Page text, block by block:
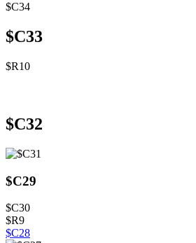
$C34
$C33
$R10
$C32
$C29
$C30
$R9
$C28